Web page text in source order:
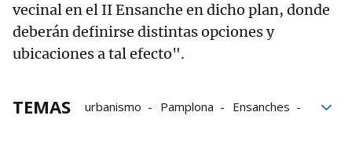
vecinal en el II Ensanche en dicho plan, donde
deberán definirse distintas opciones y
ubicaciones a tal efecto".
TEMAS urbanismo Pamplona
Ensanches